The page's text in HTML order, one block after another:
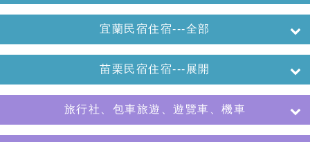
宜蘭民宿住宿---全部
苗栗民宿住宿---展開
旅行社、包車旅遊、遊覽車、機車